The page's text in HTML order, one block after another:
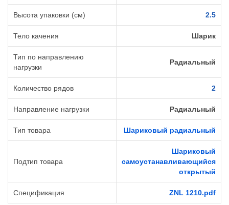
Высота упаковки (см) 2.5
Тело качения Шарик
Тип по направлению
нагрузки
Радиальный
Количество рядов 2
Направление нагрузки Радиальный
Тип товара Шариковый радиальный
Подтип товара
Шариковый
самоустанавливающийся
открытый
Спецификация ZNL 1210.pdf